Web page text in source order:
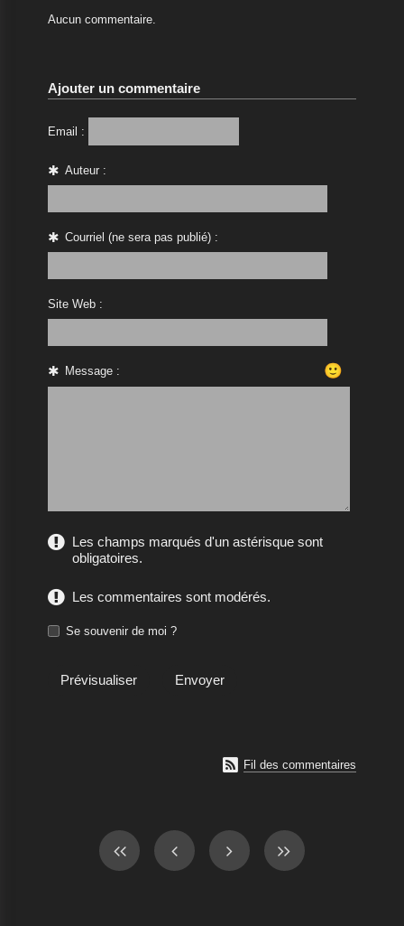
Aucun commentaire.
Ajouter un commentaire
Email :
Auteur :
Courriel (ne sera pas publié) :
Site Web :
Message : 🙂
Les champs marqués d'un astérisque sont
obligatoires.
Les commentaires sont modérés.
Se souvenir de moi ?
 Fil des commentaires